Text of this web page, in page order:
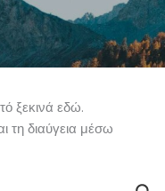
ξεκινά εδώ.
τη διαύγεια μέσω